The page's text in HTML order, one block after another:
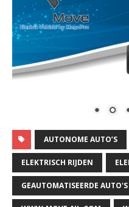
AUTONOME AUTO’S
ELEKTRISCH RIJDEN
GEAUTOMATISEERDE AUTO'S